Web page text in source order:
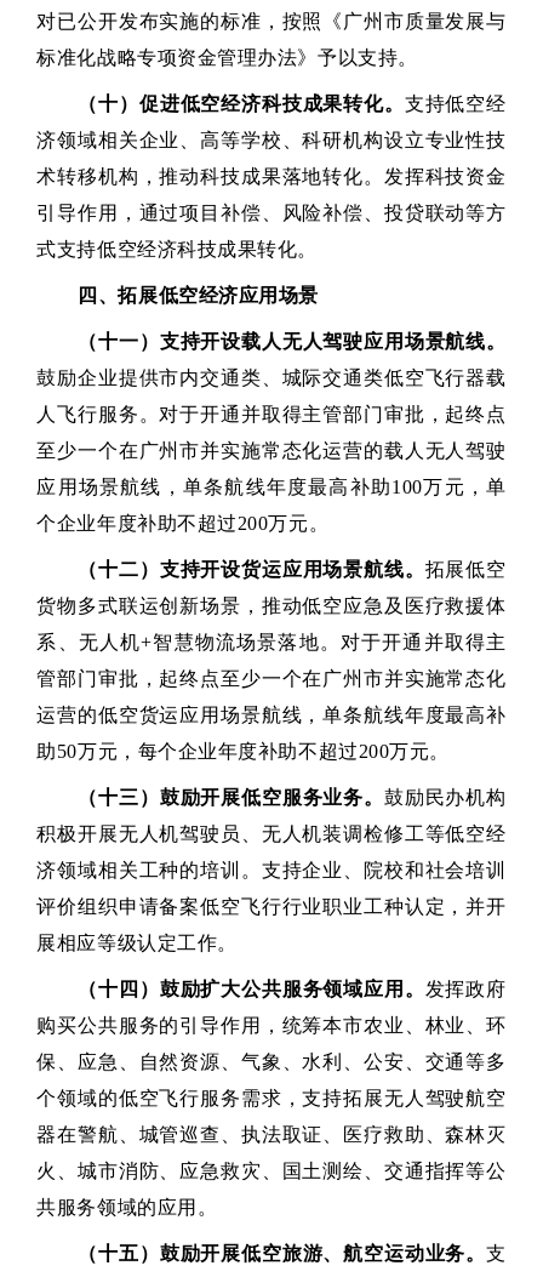
对已公开发布实施的标准，按照《广州市质量发展与
标准化战略专项资金管理办法》予以支持。
（十）促进低空经济科技成果转化。 支持低空经
济领域相关企业、高等学校、科研机构设立专业性技
术转移机构，推动科技成果落地转化。发挥科技资金
引导作用，通过项目补偿、风险补偿、投贷联动等方
式支持低空经济科技成果转化。
四、拓展低空经济应用场景
（十一）支持开设载人无人驾驶应用场景航线。
鼓励企业提供市内交通类、城际交通类低空飞行器载
人飞行服务。对于开通并取得主管部门审批，起终点
至少一个在广州市并实施常态化运营的载人无人驾驶
应用场景航线，单条航线年度最高补助100万元，单
个企业年度补助不超过200万元。
（十二）支持开设货运应用场景航线。 拓展低空
货物多式联运创新场景，推动低空应急及医疗救援体
系、无人机+智慧物流场景落地。对于开通并取得主
管部门审批，起终点至少一个在广州市并实施常态化
运营的低空货运应用场景航线，单条航线年度最高补
助50万元，每个企业年度补助不超过200万元。
（十三）鼓励开展低空服务业务。 鼓励民办机构
积极开展无人机驾驶员、无人机装调检修工等低空经
济领域相关工种的培训。支持企业、院校和社会培训
评价组织申请备案低空飞行行业职业工种认定，并开
展相应等级认定工作。
（十四）鼓励扩大公共服务领域应用。 发挥政府
购买公共服务的引导作用，统筹本市农业、林业、环
保、应急、自然资源、气象、水利、公安、交通等多
个领域的低空飞行服务需求，支持拓展无人驾驶航空
器在警航、城管巡查、执法取证、医疗救助、森林灭
火、城市消防、应急救灾、国土测绘、交通指挥等公
共服务领域的应用。
（十五）鼓励开展低空旅游、航空运动业务。支